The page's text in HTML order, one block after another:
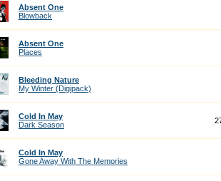
Absent One
Blowback
Absent One
Places
Bleeding Nature
My Winter (Digipack)
Cold In May
Dark Season
Cold In May
Gone Away With The Memories